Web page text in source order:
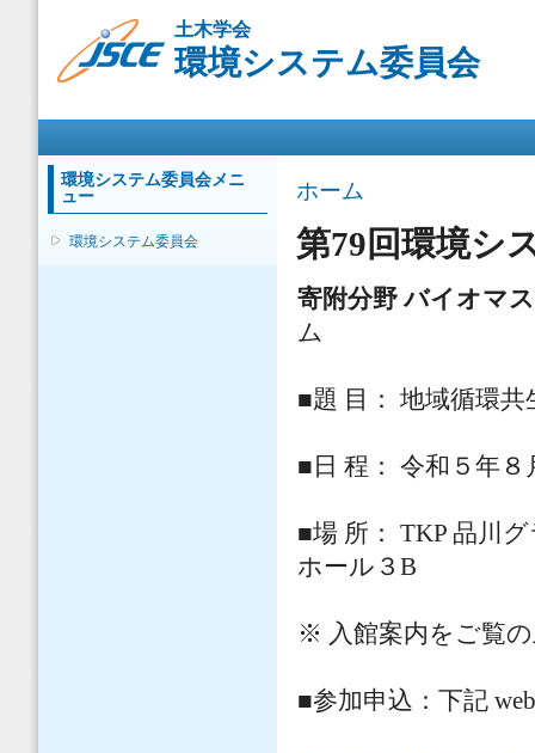
動
土木学会
環境システム委員会
環境システム委員会メニ
ュー
環境システム委員会
現在地
ホーム
第79回環境シ
寄附分野 バイオマ
ム
■題 目： 地域循環
■日 程： 令和５年
■場 所： TKP 品川
ホール３B
※ 入館案内をご覧
■参加申込：下記